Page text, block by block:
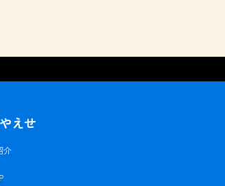
えせ
介